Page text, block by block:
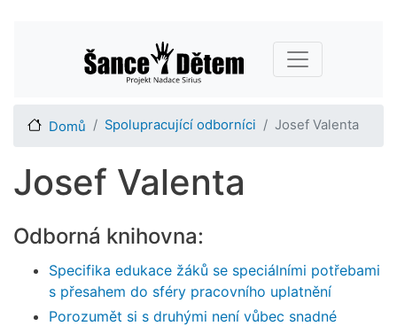
hlavnímu
obsahu
Main navigation
Domů Spolupracující odborníci Josef Valenta
Josef Valenta
Odborná knihovna:
Specifika edukace žáků se speciálními potřebami
s přesahem do sféry pracovního uplatnění
Porozumět si s druhými není vůbec snadné